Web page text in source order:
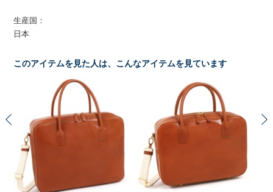
生産国：
日本
このアイテムを見た人は、こんなアイテムを見ています